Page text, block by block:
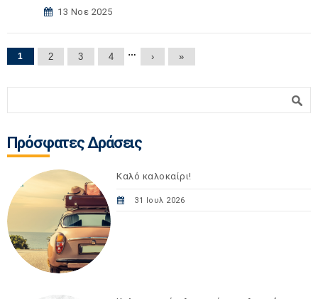
13 Νοε 2025
Σελίδες
1 2 3 4 … › »
Πρόσφατες Δράσεις
Καλό καλοκαίρι!
31 Ιουλ 2026